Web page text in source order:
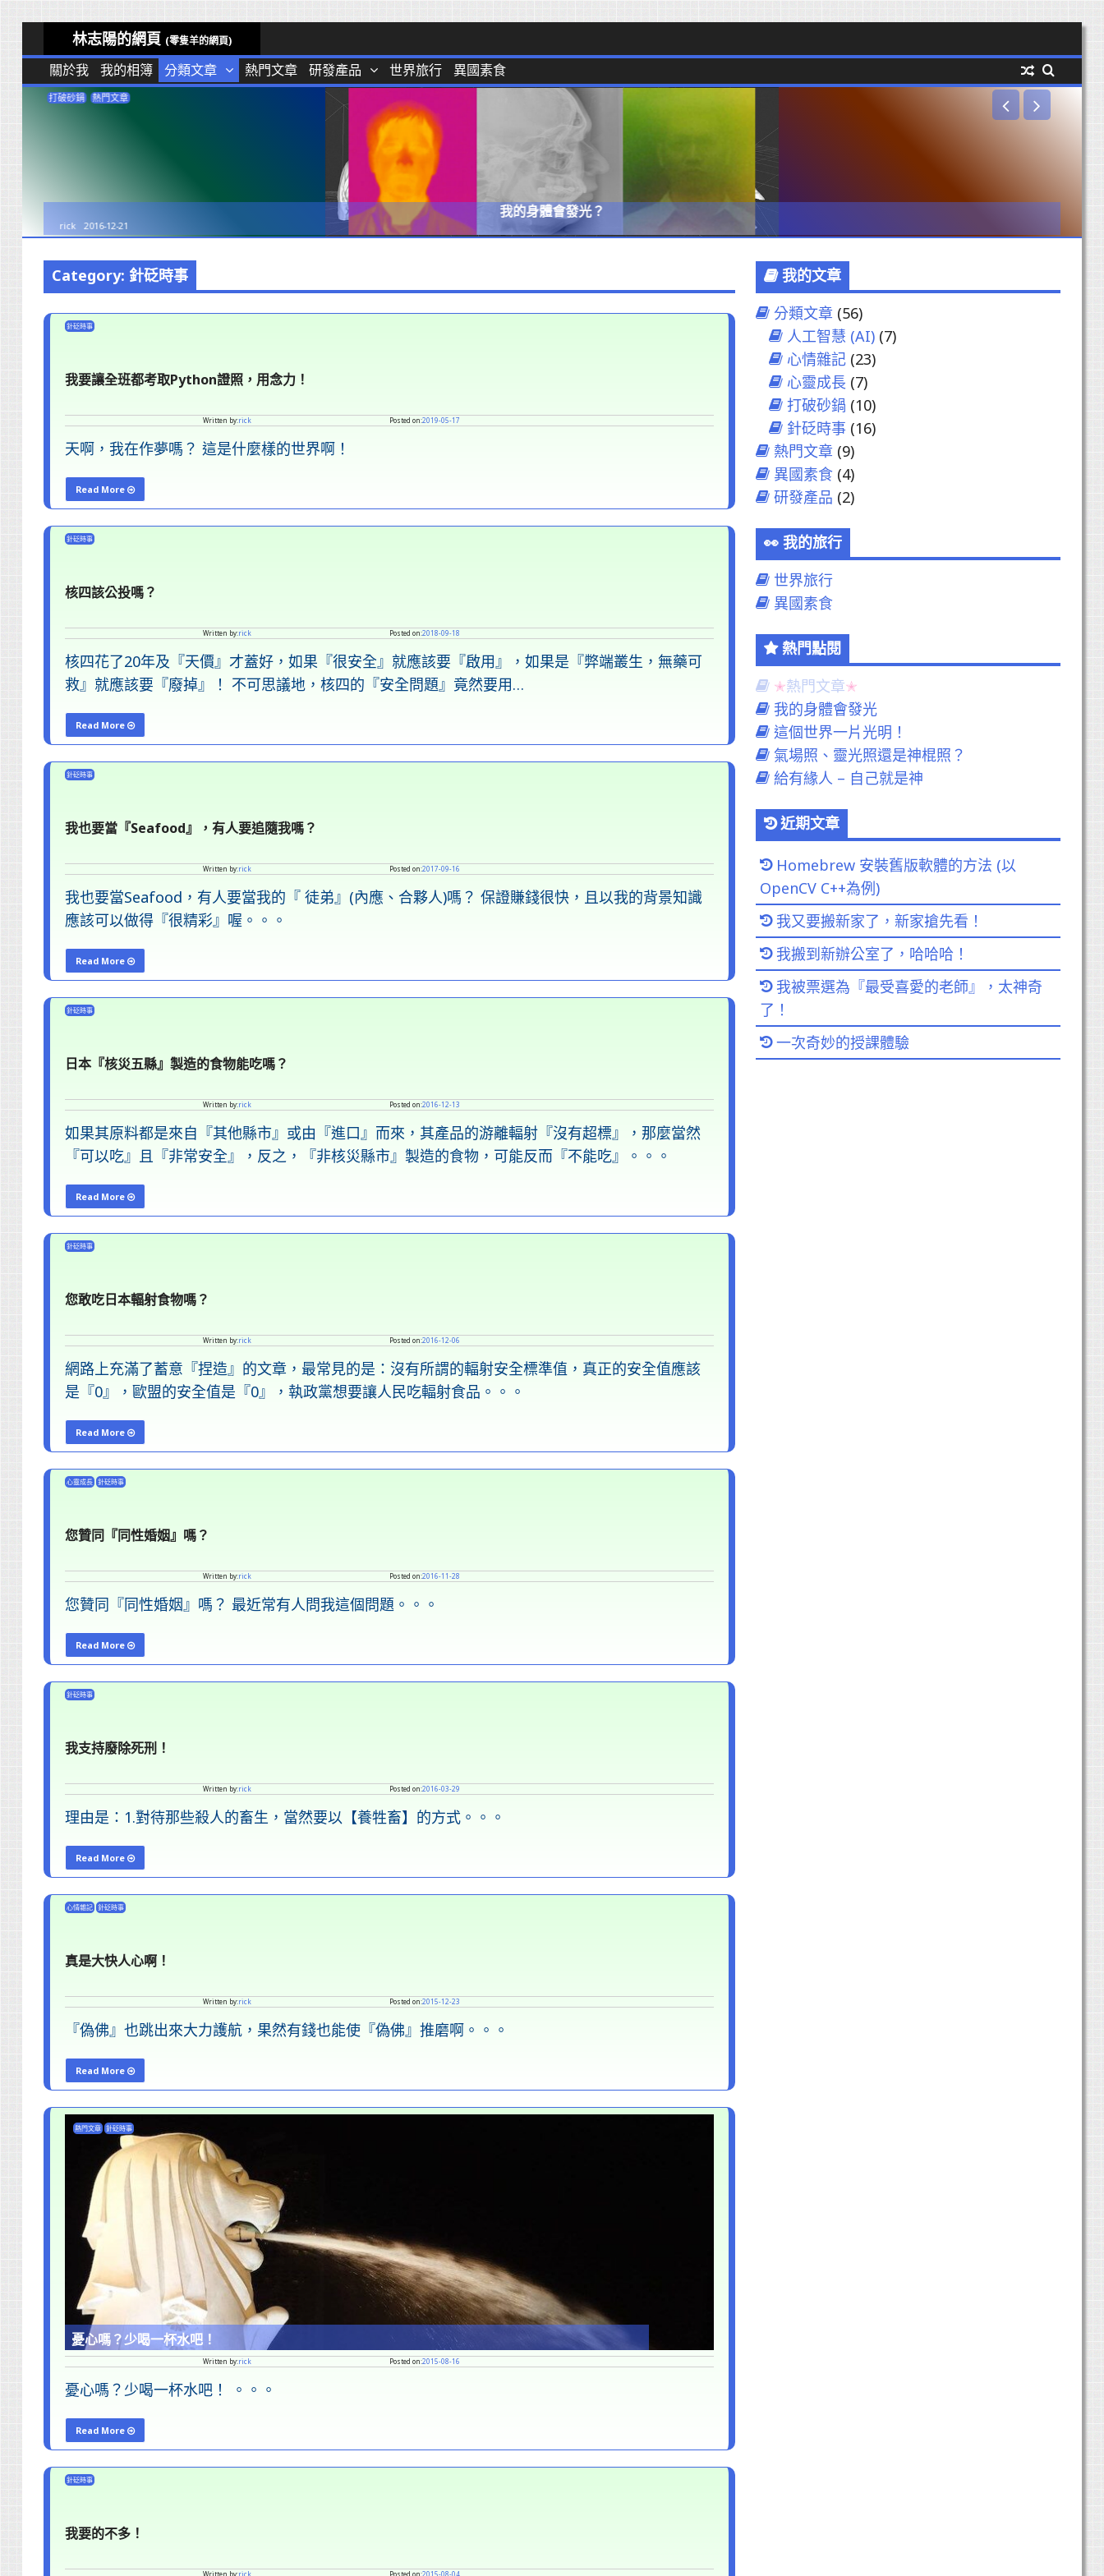
to
content
林志陽的網頁 (零隻羊的網頁)
關於我 我的相簿 分類文章 熱門文章 研發產品 世界旅行 異國素食
打破砂鍋 熱門文章
我的身體會發光？
rick 2016-12-21
Category: 針砭時事
針砭時事
我要讓全班都考取Python證照，用念力！
Written by:rick Posted on:2019-05-17
天啊，我在作夢嗎？ 這是什麼樣的世界啊！
Read More
"我
要
全
班
都
考
取
Python
證
照，
用
針砭時事
核四該公投嗎？
Written by:rick Posted on:2018-09-18
核四花了20年及『天價』才蓋好，如果『很安全』就應該要『啟用』，如果是『弊端叢生，無藥可
救』就應該要『廢掉』！ 不可思議地，核四的『安全問題』竟然要用…
Read More
"核
四
公
投
嗎？"
針砭時事
我也要當『Seafood』，有人要追隨我嗎？
Written by:rick Posted on:2017-09-16
我也要當Seafood，有人要當我的『 徒弟』(內應、合夥人)嗎？ 保證賺錢很快，且以我的背景知識
應該可以做得『很精彩』喔。。。
Read More
"我
也
當
『Seafood』，
有
人
要
隨
我
嗎？"
針砭時事
日本『核災五縣』製造的食物能吃嗎？
Written by:rick Posted on:2016-12-13
如果其原料都是來自『其他縣市』或由『進口』而來，其產品的游離輻射『沒有超標』，那麼當然
『可以吃』且『非常安全』，反之，『非核災縣市』製造的食物，可能反而『不能吃』。。。
Read More
"日
本
災
五
縣』
製
造
的
食
物
能
針砭時事
您敢吃日本輻射食物嗎？
Written by:rick Posted on:2016-12-06
網路上充滿了蓄意『捏造』的文章，最常見的是：沒有所謂的輻射安全標準值，真正的安全值應該
是『0』，歐盟的安全值是『0』，執政黨想要讓人民吃輻射食品。。。
Read More
"您
敢
日
本
輻
射
食
物
嗎？"
心靈成長 針砭時事
您贊同『同性婚姻』嗎？
Written by:rick Posted on:2016-11-28
您贊同『同性婚姻』嗎？ 最近常有人問我這個問題。。。
Read More
"您
贊
『同
性
婚
姻』
嗎？"
針砭時事
我支持廢除死刑！
Written by:rick Posted on:2016-03-29
理由是：1.對待那些殺人的畜生，當然要以【養牲畜】的方式。。。
Read More
"我
支
廢
除
死
刑！"
心情雜記 針砭時事
真是大快人心啊！
Written by:rick Posted on:2015-12-23
『偽佛』也跳出來大力護航，果然有錢也能使『偽佛』推磨啊。。。
Read More
"真
是
大
啊！"
熱門文章 針砭時事
憂心嗎？少喝一杯水吧！
Written by:rick Posted on:2015-08-16
憂心嗎？少喝一杯水吧！ 。。。
Read More
"憂
心
少
喝
一
針砭時事
我要的不多！
Written by:rick Posted on:2015-08-04
我的文章
分類文章 (56)
人工智慧 (AI)(7)
心情雜記(23)
心靈成長 (7)
打破砂鍋 (10)
針砭時事(16)
熱門文章 (9)
異國素食(4)
研發產品 (2)
我的旅行
世界旅行
異國素食
熱門點閱
熱門文章
我的身體會發光
這個世界一片光明！
氣場照、靈光照還是神棍照？
給有緣人 – 自己就是神
近期文章
Homebrew 安裝舊版軟體的方法 (以
OpenCV C++為例)
我又要搬新家了，新家搶先看！
我搬到新辦公室了，哈哈哈！
我被票選為『最受喜愛的老師』，太神奇
了！
一次奇妙的授課體驗